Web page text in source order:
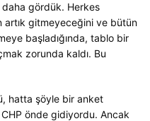
gördük. Herkes
artık gitmeyeceğini ve bütün
başladığında, tablo bir
zorunda kaldı. Bu
hatta şöyle bir anket
CHP önde gidiyordu. Ancak